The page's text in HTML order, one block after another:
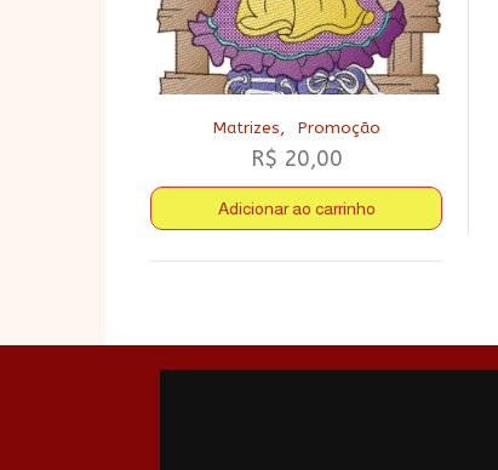
Matrizes, Promoção
R$ 20,00
Adicionar ao carrinho